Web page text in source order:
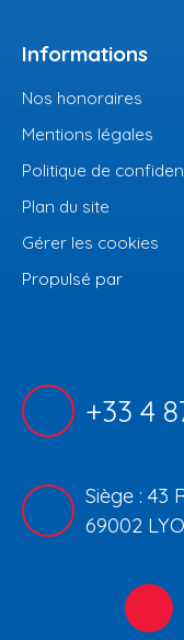
Informations
Nos honoraires
Mentions légales
Politique de
Plan du site
Gérer les cookies
Propulsé par
+33 4
Siège : 43
69002